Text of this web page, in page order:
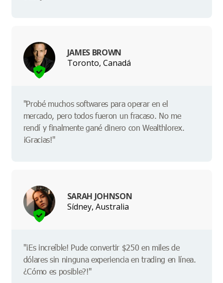
JAMES BROWN
Toronto, Canadá
"Probé muchos softwares para operar en el
mercado, pero todos fueron un fracaso. No me
rendí y finalmente gané dinero con Wealthlorex.
¡Gracias!"
SARAH JOHNSON
Sídney, Australia
"¡Es increíble! Pude convertir $250 en miles de
dólares sin ninguna experiencia en trading en línea.
¿Cómo es posible?!"